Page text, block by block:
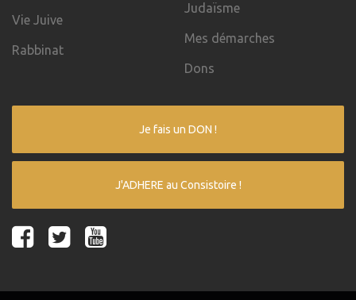
Vie Juive
Rabbinat
Judaïsme
Mes démarches
Dons
Je fais un DON !
J'ADHERE au Consistoire !